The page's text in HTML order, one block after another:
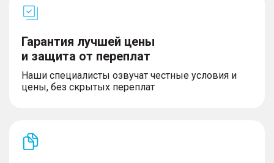
Гарантия лучшей цены
и защита от переплат
Наши специалисты озвучат честные условия и
цены, без скрытых переплат